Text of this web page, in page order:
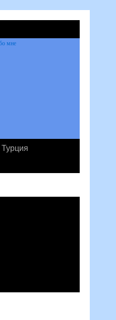
Турция